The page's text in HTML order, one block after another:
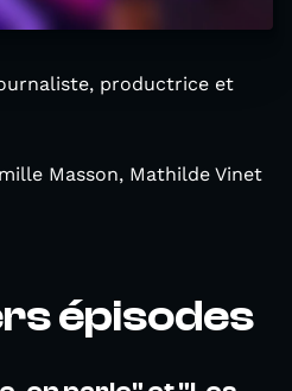
productrice et
Masson, Mathilde Vinet
épisodes